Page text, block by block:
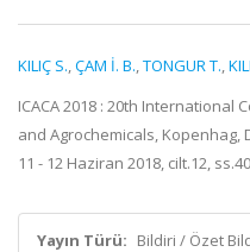
KILIÇ S.,ÇAM İ. B.,TONGUR T.,
ICACA 2018 : 20th International
and Agrochemicals, Kopenhag,
11 - 12 Haziran 2018, cilt.12,
Yayın Türü: Bildiri / Özet